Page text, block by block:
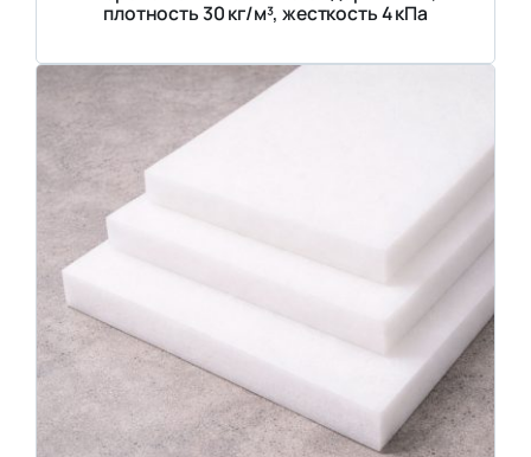
плотность 30 кг/м³, жесткость 4 кПа